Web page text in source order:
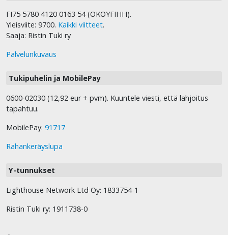
FI75 5780 4120 0163 54 (OKOYFIHH).
Yleisviite: 9700. Kaikki viitteet.
Saaja: Ristin Tuki ry
Palvelunkuvaus
Tukipuhelin ja MobilePay
0600-02030 (12,92 eur + pvm). Kuuntele viesti, että lahjoitus
tapahtuu.
MobilePay: 91717
Rahankeräyslupa
Y-tunnukset
Lighthouse Network Ltd Oy: 1833754-1
Ristin Tuki ry: 1911738-0